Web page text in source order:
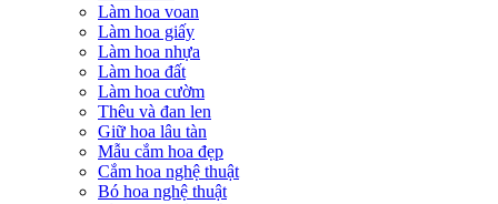
Làm hoa voan
Làm hoa giấy
Làm hoa nhựa
Làm hoa đất
Làm hoa cườm
Thêu và đan len
Giữ hoa lâu tàn
Mẫu cắm hoa đẹp
Cắm hoa nghệ thuật
Bó hoa nghệ thuật